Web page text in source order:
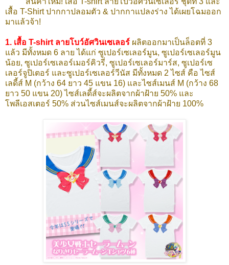
เสื้อ T-Shirt ปากกาปลอมตัว & ปากกาแปลงร่าง ได้เผยโฉมออก
มาแล้วจ้า!
1. เสื้อ T-shirt ลายโบว์อัศวินเซเลอร์ ผลิตออกมาเป็นล็อตที่ 3
แล้ว มีทั้งหมด 6 ลาย ได้แก่ ซูเปอร์เซเลอร์มูน, ซูเปอร์เซเลอร์มูน
น้อย, ซูเปอร์เซเลอร์เมอร์คิวรี่, ซูเปอร์เซเลอร์มาร์ส, ซูเปอร์เซ
เลอร์จูปิเตอร์ และซูเปอร์เซเลอร์วีนัส มีทั้งหมด 2 ไซส์ คือ ไซส์
เลดี้ส์ M (กว้าง 64 ยาว 45 แขน 16) และไซส์เมนส์ M (กว้าง 68
ยาว 50 แขน 20) ไซส์เลดี้ส์จะผลิตจากผ้าฝ้าย 50% และ
โพลีเอสเตอร์ 50% ส่วนไซส์เมนส์จะผลิตจากผ้าฝ้าย 100%